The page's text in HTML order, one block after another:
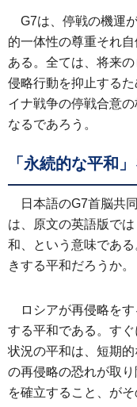
G7は、停戦の機運
的一体性の尊重それ
ある。全ては、将来
侵略行動を抑止する
イナ戦争の停戦合意
なるであろう。
「永続的な平和
日本語のG7首脳共
は、原文の英語版で
和、という意味であ
きする平和だろうか。
ロシアが再侵略を
する平和である。す
状況の平和は、短期
の再侵略の恐れが取
を確立すること、がそ